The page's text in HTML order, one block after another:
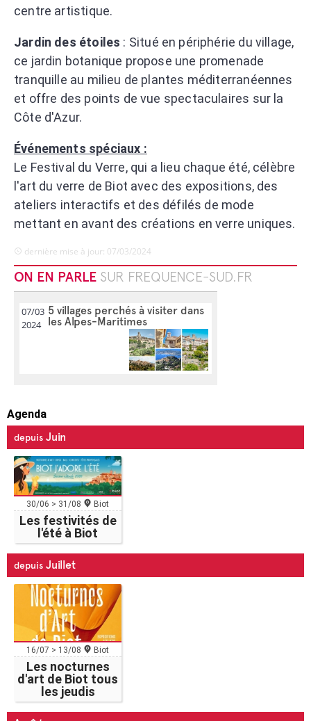
centre artistique.
Jardin des étoiles : Situé en périphérie du village,
ce jardin botanique propose une promenade
tranquille au milieu de plantes méditerranéennes
et offre des points de vue spectaculaires sur la
Côte d'Azur.
Événements spéciaux :
Le Festival du Verre, qui a lieu chaque été, célèbre
l'art du verre de Biot avec des expositions, des
ateliers interactifs et des défilés de mode
mettant en avant des créations en verre uniques.
dernière mise à jour: 07/03/2024
ON EN PARLE SUR FREQUENCE-SUD.FR
07/03
2024
5 villages perchés à visiter dans
les Alpes-Maritimes
Agenda
depuis Juin
30/06 > 31/08 Biot
Les festivités de
l'été à Biot
depuis Juillet
16/07 > 13/08 Biot
Les nocturnes
d'art de Biot tous
les jeudis